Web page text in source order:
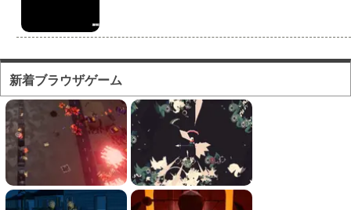
フォートナイト風のマ...
対人ゲームとしてかなり人気の高い「フォートナ
イト」をブラウザで遊...
フォートナイト風の建...
フォートナイト風の建築バトルが楽しめる無料ブ
ラウザTPS。
新着ブラウザゲーム